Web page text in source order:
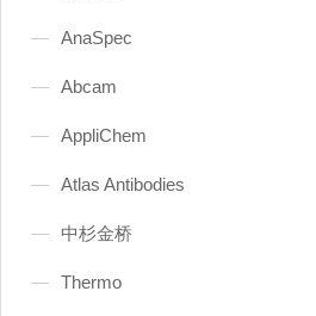
AnaSpec
Abcam
AppliChem
Atlas Antibodies
中杉金桥
Thermo